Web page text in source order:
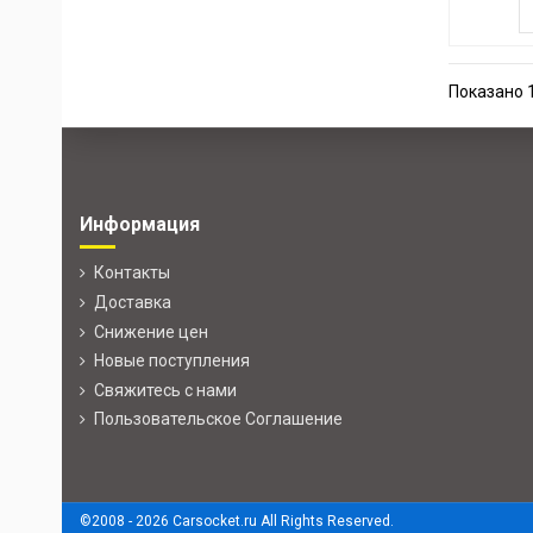
Показано
Информация
Контакты
Доставка
Снижение цен
Новые поступления
Свяжитесь с нами
Пользовательское Соглашение
©2008 - 2026 Carsocket.ru All Rights Reserved.